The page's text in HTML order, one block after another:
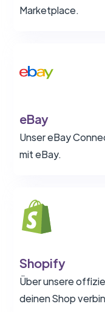
Marketplace.
eBay
Unser eBay
mit eBay.
Shopify
Über unsere
deinen Shop